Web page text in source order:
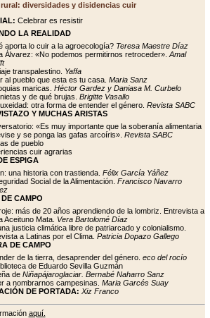
diversidades y disidencias cuir
Celebrar es resistir
LA REALIDAD
aporta lo cuir a la agroecología? Teresa Maestre Díaz
Álvarez: «No podemos permitirnos retroceder». Amal
transpalestino. Yaffa
al pueblo que esta es tu casa. Maria Sanz
maricas. Héctor Gardez y Daniasa M. Curbelo
y de qué brujas. Brigitte Vasallo
otra forma de entender el género. Revista SABC
Y MUCHAS ARISTAS
«Es muy importante que la soberanía alimentaria
y se ponga las gafas arcoíris». Revista SABC
de pueblo
cuir agrarias
ESPIGA
una historia con trastienda. Félix García Yáñez
Social de la Alimentación. Francisco Navarro
CAMPO
más de 20 años aprendiendo de la lombriz. Entrevista a
Aceituno Mata. Vera Bartolomé Díaz
justicia climática libre de patriarcado y colonialismo.
a Latinas por el Clima. Patricia Dopazo Gallego
DE CAMPO
de la tierra, desaprender del género. eco del rocío
de Eduardo Sevilla Guzmán
de Niñapájaroglaciar. Bernabé Naharro Sanz
a nombrarnos campesinas. Maria Garcés Suay
DE PORTADA: Xiz Franco
aquí.